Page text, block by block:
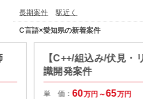
長期案件 駅近く
C言語×愛知県の新着案件
【C++/組込み/伏見・
識開発案件
単 価：60万円～65万円